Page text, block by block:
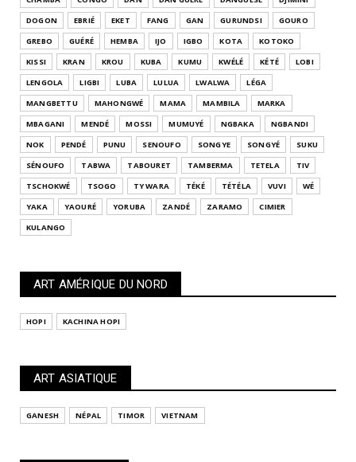
DOGON
EBRIÉ EKET FANG GAN GURUNDSI
GOURO
GREBO
GUÉRÉ HEMBA IJO IGBO KOTA
KOTOKO
KISSI
KRAN KROU KUBA KUMU KWÉLÉ KÉTÉ
LOBI
LENGOLA
LIGBI LUBA LULUA LWALWA
LÉGA
MANGBETTU
MAHONGWÉ MAMA MAMBILA
MARKA
MBAGANI
MENDÉ MOSSI MUMUYÉ NGBAKA
NGBANDI
NOK
PENDÉ PUNU SENOUFO SONGYE SONGYÉ
SUKU
SÉNOUFO
TABWA TABOURET TAMBERMA TETELA
TIV
TSCHOKWÉ
TSOGO TY WARA TÉKÉ TÉTÉLA VUVI
WÉ
YAKA
YAOURÉ YORUBA ZANDÉ ZARAMO
CIMIER
KULANGO
ART AMÉRIQUE DU NORD
HOPI KACHINA HOPI
ART ASIATIQUE
GANESH NÉPAL TIMOR VIETNAM